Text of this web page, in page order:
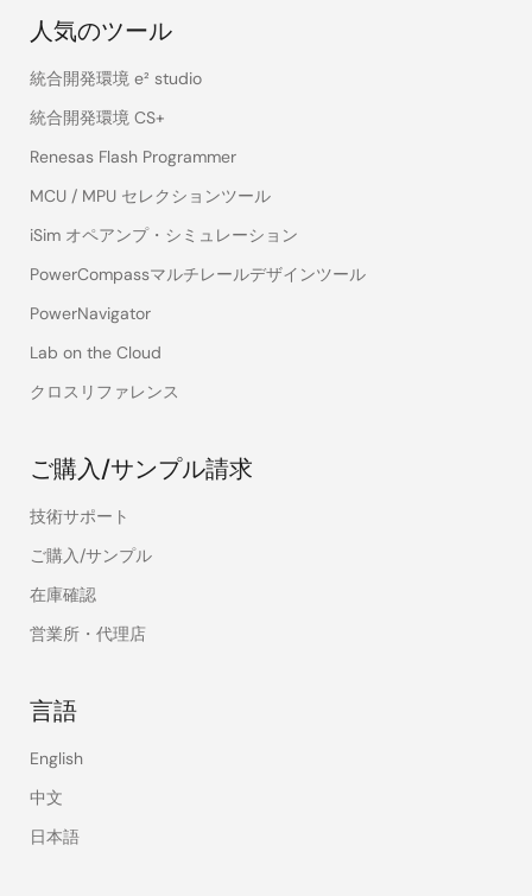
人気のツール
統合開発環境 e² studio
統合開発環境 CS+
Renesas Flash Programmer
MCU / MPU セレクションツール
iSim オペアンプ・シミュレーション
PowerCompassマルチレールデザインツール
PowerNavigator
Lab on the Cloud
クロスリファレンス
ご購入/サンプル請求
技術サポート
ご購入/サンプル
在庫確認
営業所・代理店
言語
English
中文
日本語